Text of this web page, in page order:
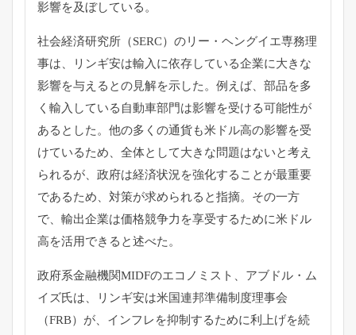
影響を及ぼしている。
社会経済研究所（SERC）のリー・ヘングイエ専務理
事は、リンギ安は輸入に依存している企業に大きな
影響を与えるとの見解を示した。例えば、部品を多
く輸入している自動車部門は影響を受ける可能性が
あるとした。他の多くの通貨も米ドル高の影響を受
けているため、全体として大きな問題はないと考え
られるが、政府は経済状況を強化することが最重要
であるため、対策が求められると指摘。その一方
で、輸出企業は価格競争力を享受するために米ドル
高を活用できると述べた。
政府系金融機関MIDFのエコノミスト、アブドル・ム
イズ氏は、リンギ安は米国連邦準備制度理事会
（FRB）が、インフレを抑制するために利上げを続